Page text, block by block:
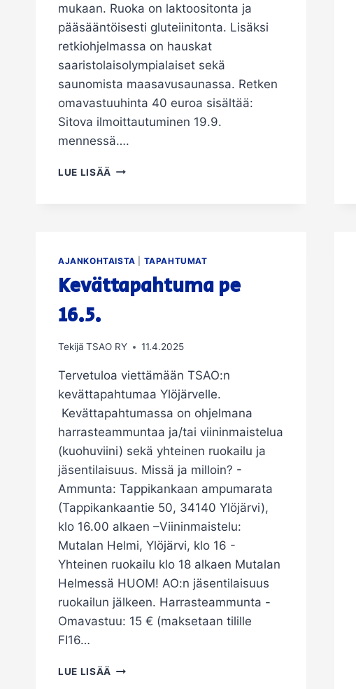
mukaan. Ruoka on laktoositonta ja
pääsääntöisesti gluteiinitonta. Lisäksi
retkiohjelmassa on hauskat
saaristolaisolympialaiset sekä
saunomista maasavusaunassa. Retken
omavastuuhinta 40 euroa sisältää:
Sitova ilmoittautuminen 19.9.
mennessä….
LUE LISÄÄ LÄHDE
AJANKOHTAISTA TAPAHTUMAT
Kevättapahtuma pe
16.5.
Tekijä TSAO RY 11.4.2025
Tervetuloa viettämään TSAO:n
kevättapahtumaa Ylöjärvelle.
Kevättapahtumassa on ohjelmana
harrasteammuntaa ja/tai viininmaistelua
(kuohuviini) sekä yhteinen ruokailu ja
jäsentilaisuus. Missä ja milloin? -
Ammunta: Tappikankaan ampumarata
(Tappikankaantie 50, 34140 Ylöjärvi),
klo 16.00 alkaen –Viininmaistelu:
Mutalan Helmi, Ylöjärvi, klo 16 -
Yhteinen ruokailu klo 18 alkaen Mutalan
Helmessä HUOM! AO:n jäsentilaisuus
ruokailun jälkeen. Harrasteammunta -
Omavastuu: 15 € (maksetaan tilille
FI16…
LUE LISÄÄ KEVÄTTAPAHTUMA